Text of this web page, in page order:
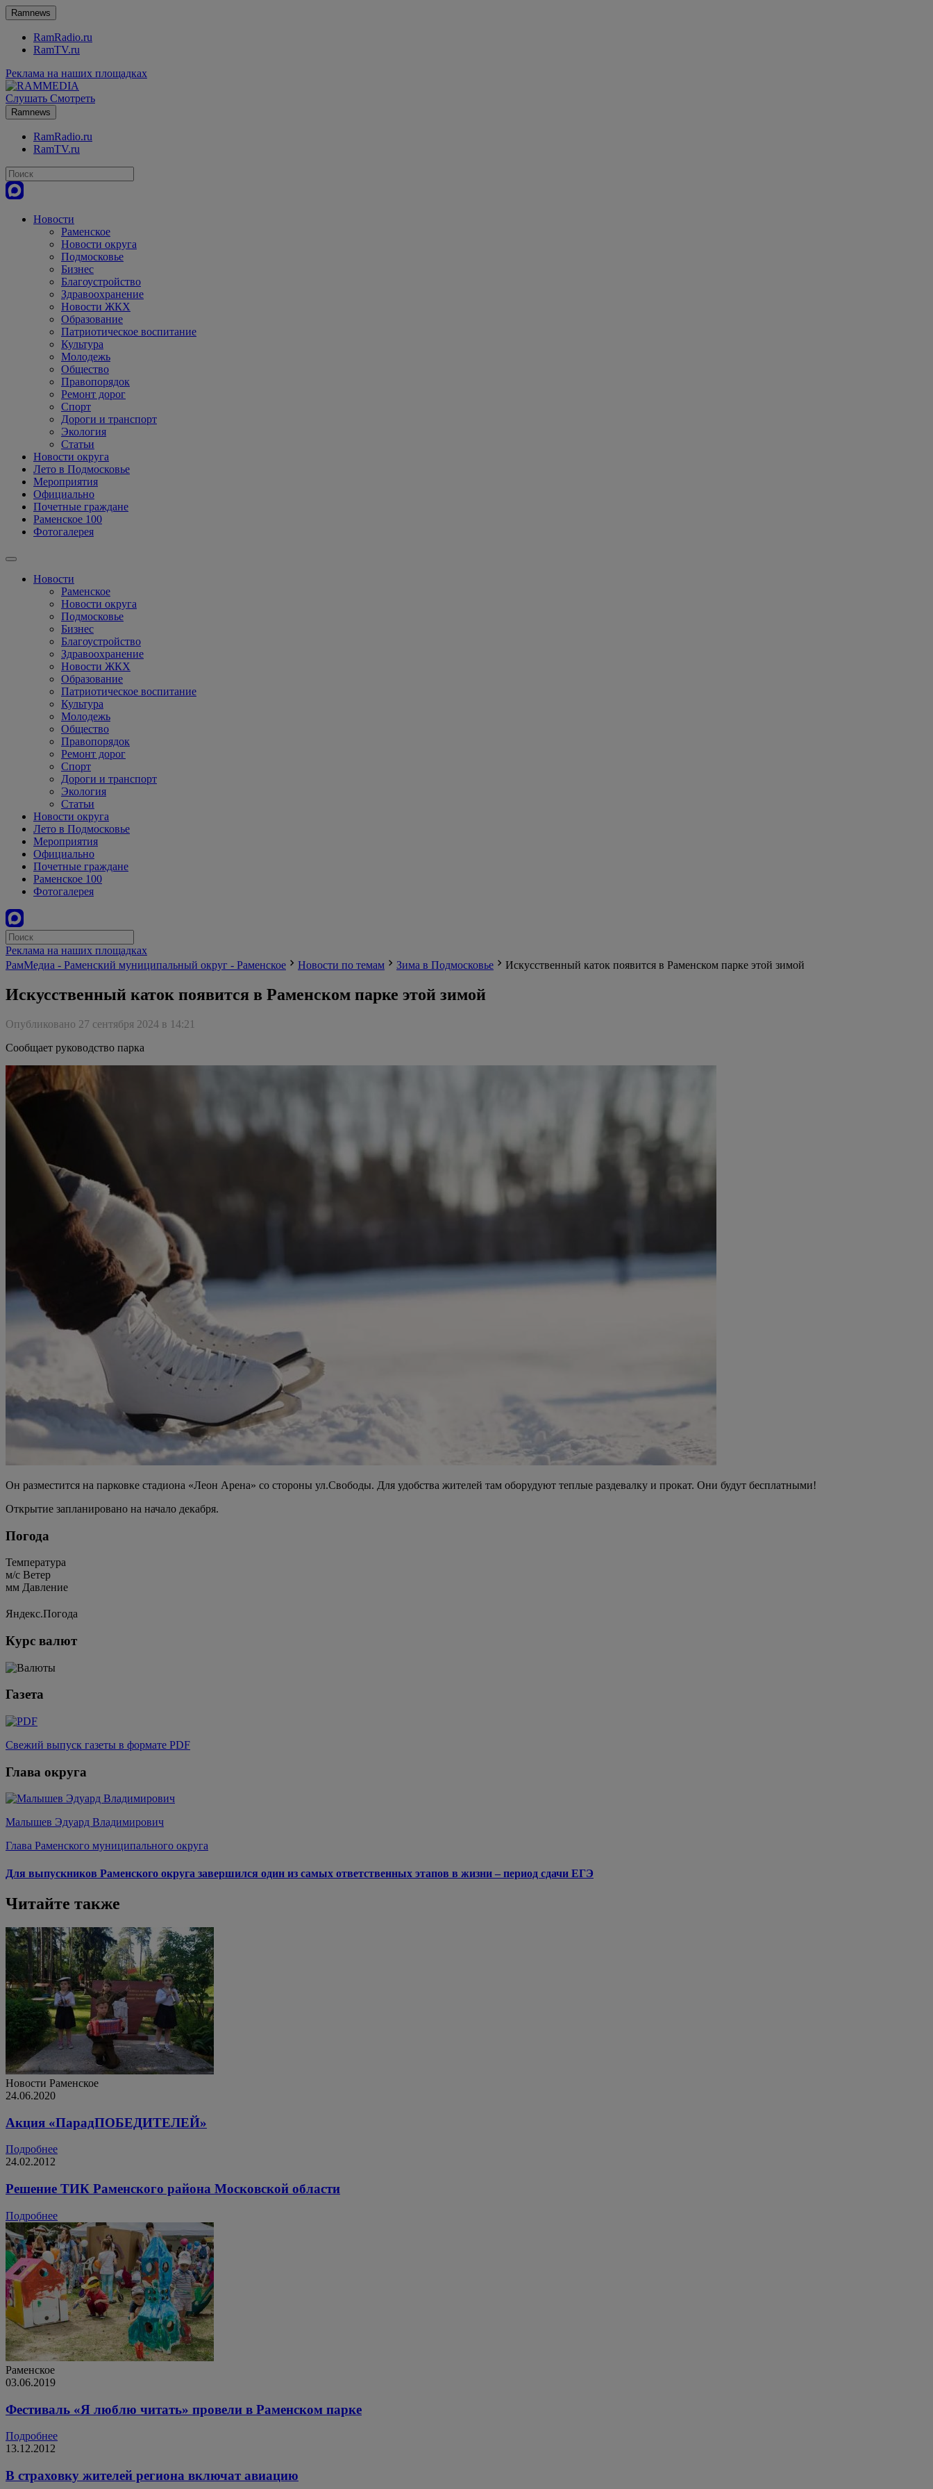
Ramnews
RamRadio.ru
RamTV.ru
Реклама на наших площадках
Слушать Смотреть
Ramnews
RamRadio.ru
RamTV.ru
Новости
Раменское
Новости округа
Подмосковье
Бизнес
Благоустройство
Здравоохранение
Новости ЖКХ
Образование
Патриотическое воспитание
Культура
Молодежь
Общество
Правопорядок
Ремонт дорог
Спорт
Дороги и транспорт
Экология
Статьи
Новости округа
Лето в Подмосковье
Мероприятия
Официально
Почетные граждане
Раменское 100
Фотогалерея
Новости
Раменское
Новости округа
Подмосковье
Бизнес
Благоустройство
Здравоохранение
Новости ЖКХ
Образование
Патриотическое воспитание
Культура
Молодежь
Общество
Правопорядок
Ремонт дорог
Спорт
Дороги и транспорт
Экология
Статьи
Новости округа
Лето в Подмосковье
Мероприятия
Официально
Почетные граждане
Раменское 100
Фотогалерея
Реклама на наших площадках
РамМедиа - Раменский муниципальный округ - Раменское
Новости по темам Зима в Подмосковье Искусственный каток появится в Раменском парке этой зимой
Искусственный каток появится в Раменском парке этой зимой
Опубликовано 27 сентября 2024 в 14:21
Сообщает руководство парка
Он разместится на парковке стадиона «Леон Арена» со стороны ул.Свободы. Для удобства жителей там оборудуют теплые раздевалку и прокат. Они будут бесплатными!
Открытие запланировано на начало декабря.
Погода
Температура
м/c Ветер
мм Давление
Яндекс.Погода
Курс валют
Газета
Свежий выпуск газеты в формате PDF
Глава округа
Малышев Эдуард Владимирович
Глава Раменского муниципального округа
Для выпускников Раменского округа завершился один из самых ответственных этапов в жизни – период сдачи ЕГЭ
Читайте также
Новости Раменское
24.06.2020
Акция «ПарадПОБЕДИТЕЛЕЙ»
Подробнее
24.02.2012
Решение ТИК Раменского района Московской области
Подробнее
Раменское
03.06.2019
Фестиваль «Я люблю читать» провели в Раменском парке
Подробнее
13.12.2012
В страховку жителей региона включат авиацию